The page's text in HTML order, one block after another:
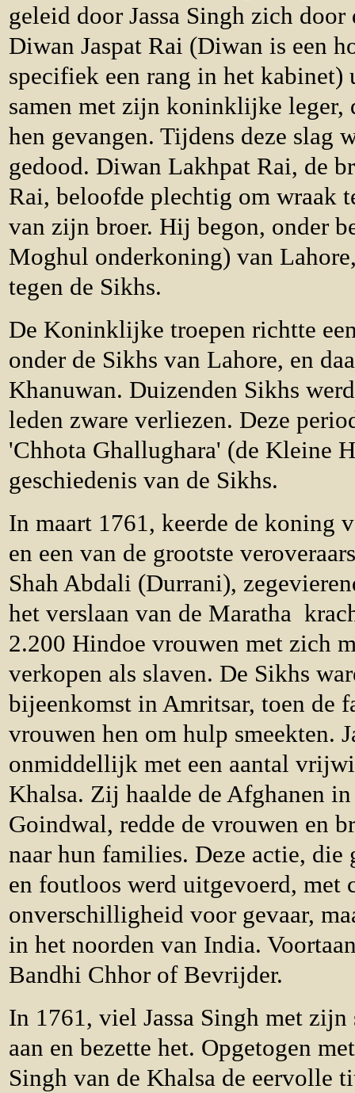
geleid door Jassa Singh zich
Diwan Jaspat Rai (Diwan is een
specifiek een rang in het
samen met zijn koninklijke leger,
hen gevangen. Tijdens deze slag
gedood. Diwan Lakhpat Rai, de
Rai, beloofde plechtig om wraak
van zijn broer. Hij begon, onder
Moghul onderkoning) van
tegen de Sikhs.
De Koninklijke troepen richtte
onder de Sikhs van Lahore, en
Khanuwan. Duizenden Sikhs
leden zware verliezen. Deze
'Chhota Ghallughara' (de Kleine
geschiedenis van de Sikhs.
In maart 1761, keerde de koning
en een van de grootste
Shah Abdali (Durrani),
het verslaan van de Maratha
2.200 Hindoe vrouwen met zich
verkopen als slaven. De Sikhs
bijeenkomst in Amritsar, toen de
vrouwen hen om hulp smeekten.
onmiddellijk met een aantal
Khalsa. Zij haalde de Afghanen
Goindwal, redde de vrouwen en
naar hun families. Deze actie, die
en foutloos werd uitgevoerd, met
onverschilligheid voor gevaar,
in het noorden van India.
Bandhi Chhor of Bevrijder.
In 1761, viel Jassa Singh met
aan en bezette het. Opgetogen
Singh van de Khalsa de eervolle